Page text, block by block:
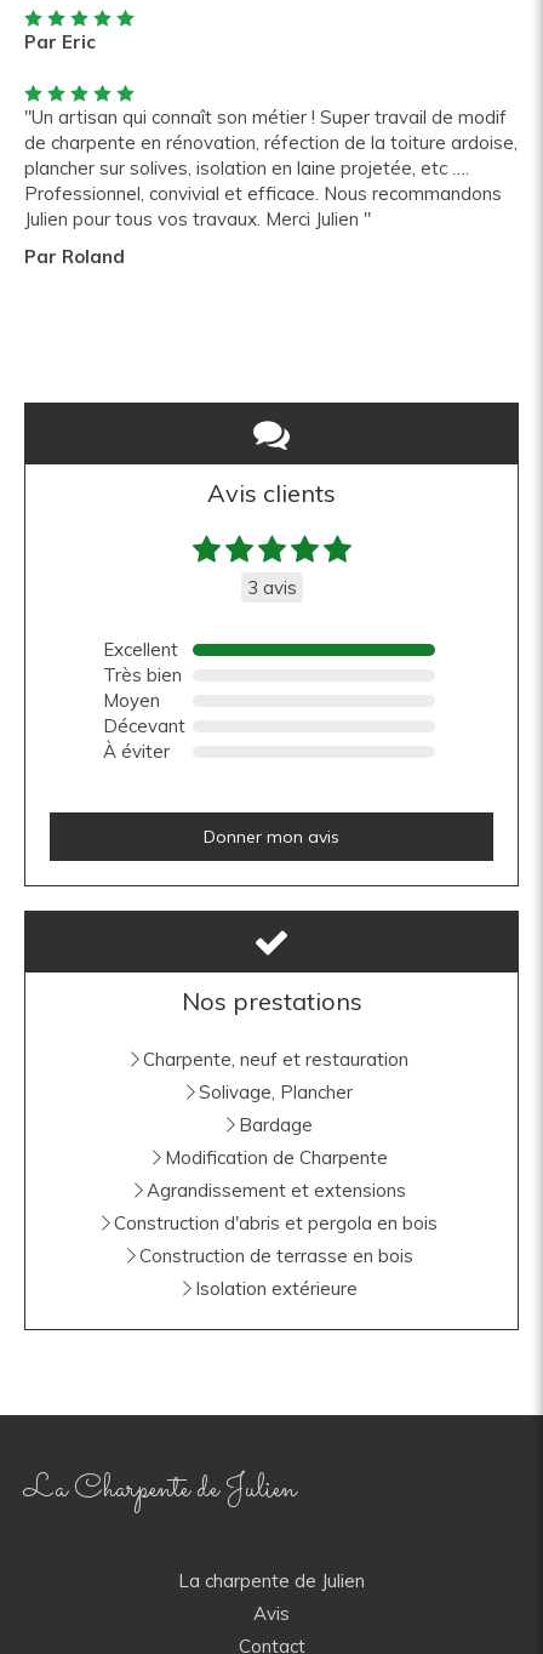
Par Eric
"Un artisan qui connaît son métier ! Super travail de modif
de charpente en rénovation, réfection de la toiture ardoise,
plancher sur solives, isolation en laine projetée, etc ….
Professionnel, convivial et efficace. Nous recommandons
Julien pour tous vos travaux. Merci Julien "
Par Roland
Avis clients
3 avis
Excellent
Très bien
Moyen
Décevant
À éviter
Donner mon avis
Nos prestations
Charpente, neuf et restauration
Solivage, Plancher
Bardage
Modification de Charpente
Agrandissement et extensions
Construction d'abris et pergola en bois
Construction de terrasse en bois
Isolation extérieure
La Charpente de Julien
La charpente de Julien
Avis
Contact